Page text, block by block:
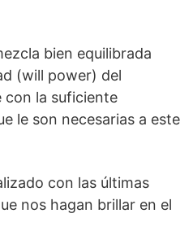
bien equilibrada
(will power) del
con la suficiente
le son necesarias a este
con las últimas
nos hagan brillar en el